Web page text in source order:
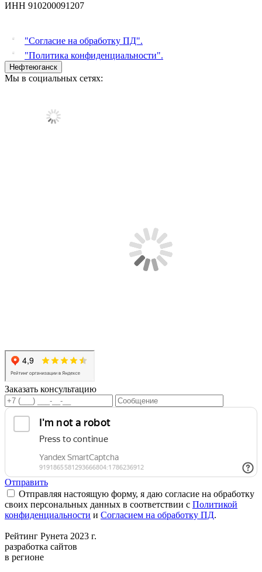
ИНН 910200091207
"Согласие на обработку ПД".
"Политика конфиденциальности".
Нефтеюганск
Мы в социальных сетях:
Заказать консультацию
Отправить
Отправляя настоящую форму, я даю согласие на обработку
своих персональных данных в соответствии с Политикой
конфиденциальности и Согласием на обработку ПД.
Рейтинг Рунета 2023 г.
разработка сайтов
в регионе